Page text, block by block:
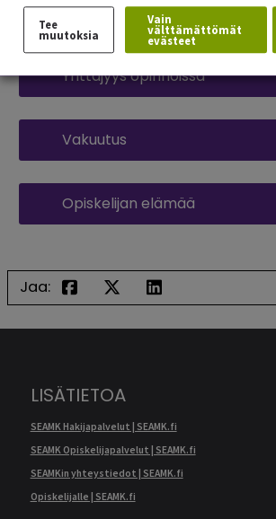
Kansainvälisyys opiskelussa
Yrittäjyys opinnoissa
Vakuutus
Opiskelijan elämää
Jaa:
LISÄTIETOA
SEAMK Hakijapalvelut | SEAMK.fi
SEAMK Opiskelijapalvelut | SEAMK.fi
SEAMKin yhteystiedot | SEAMK.fi
Opiskelijalle | SEAMK.fi
Tee
muutoksia
Vain
välttämättömät
evästeet